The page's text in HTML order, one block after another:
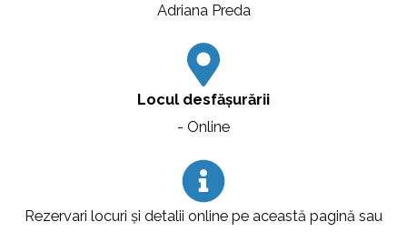
Adriana Preda
Locul desfășurării
- Online
Rezervari locuri și detalii online pe această pagină sau